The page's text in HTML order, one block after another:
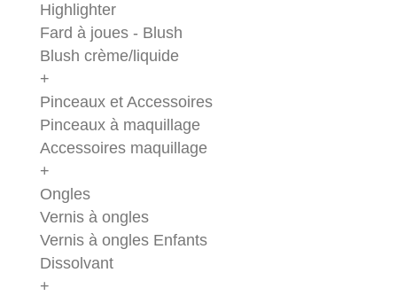
Highlighter
Fard à joues - Blush
Blush crème/liquide
+
Pinceaux et Accessoires
Pinceaux à maquillage
Accessoires maquillage
+
Ongles
Vernis à ongles
Vernis à ongles Enfants
Dissolvant
+